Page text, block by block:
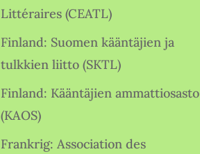
Littéraires (CEATL)
Finland: Suomen kääntäjien ja
tulkkien liitto (SKTL)
Finland: Kääntäjien ammattiosasto
(KAOS)
Frankrig: Association des